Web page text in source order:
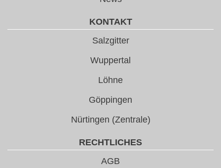
KONTAKT
Salzgitter
Wuppertal
Löhne
Göppingen
Nürtingen (Zentrale)
RECHTLICHES
AGB